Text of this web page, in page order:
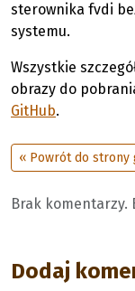
sterownika fvdi
systemu.
Wszystkie
obrazy do
GitHub.
« Powrót do strony
Brak komentarzy.
Dodaj